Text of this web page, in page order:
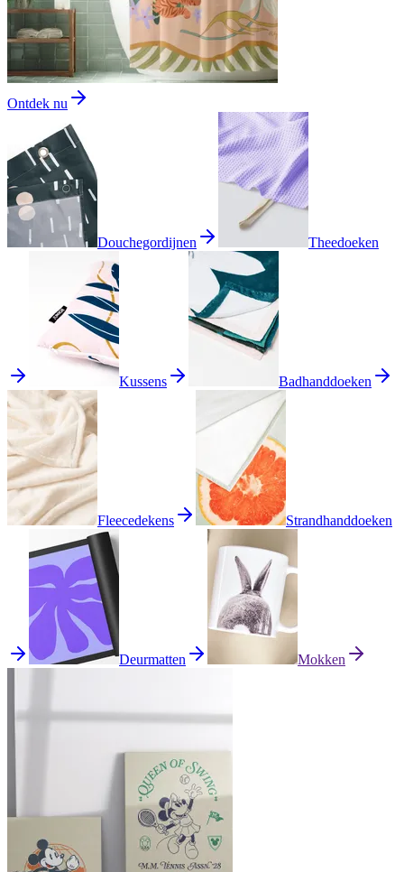
Ontdek nu
Douchegordijnen Theedoeken
Kussens Badhanddoeken
Fleecedekens Strandhanddoeken
Deurmatten Mokken